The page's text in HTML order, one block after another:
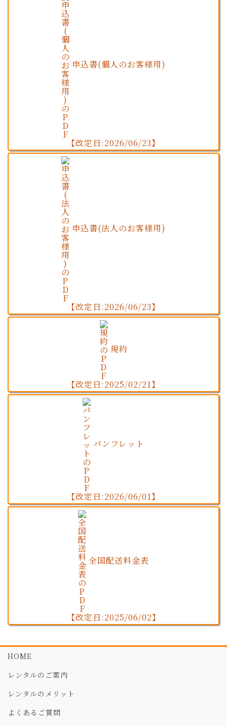
申込書(個人のお客様用)
【改定日:2026/06/23】
申込書(法人のお客様用)
【改定日:2026/06/23】
規約
【改定日:2025/02/21】
パンフレット
【改定日:2026/06/01】
全国配送料金表
【改定日:2025/06/02】
HOME
レンタルのご案内
レンタルのメリット
よくあるご質問